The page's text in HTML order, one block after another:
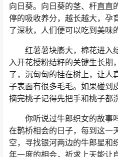
向日葵。向日葵的茎、杆直直
停的吸收养分，越长越大，孕
了深秋，人们便可以吃到美味
红薯薯块膨大，棉花进入
入开花授粉结籽的关键生长期
了，沉甸甸的挂在树上，让人
子表面有很多毛毛。如果碰到
摘完桃子记得先把手和桃子都
你听说过牛郎织女的故事
在鹊桥相会的日子，每到这一
空，寻找银河两边的牛郎星和
年一度的相会，祈求上天能让